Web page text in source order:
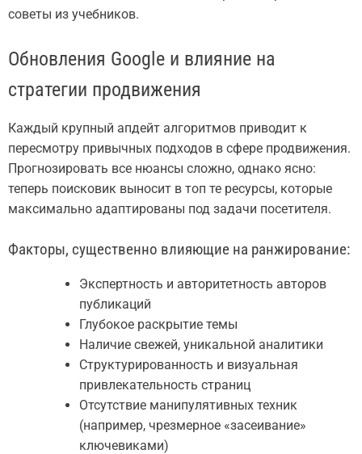
советы из учебников.
Обновления Google и влияние на
стратегии продвижения
Каждый крупный апдейт алгоритмов приводит к
пересмотру привычных подходов в сфере продвижения.
Прогнозировать все нюансы сложно, однако ясно:
теперь поисковик выносит в топ те ресурсы, которые
максимально адаптированы под задачи посетителя.
Факторы, существенно влияющие на ранжирование:
Экспертность и авторитетность авторов
публикаций
Глубокое раскрытие темы
Наличие свежей, уникальной аналитики
Структурированность и визуальная
привлекательность страниц
Отсутствие манипулятивных техник
(например, чрезмерное «засеивание»
ключевиками)